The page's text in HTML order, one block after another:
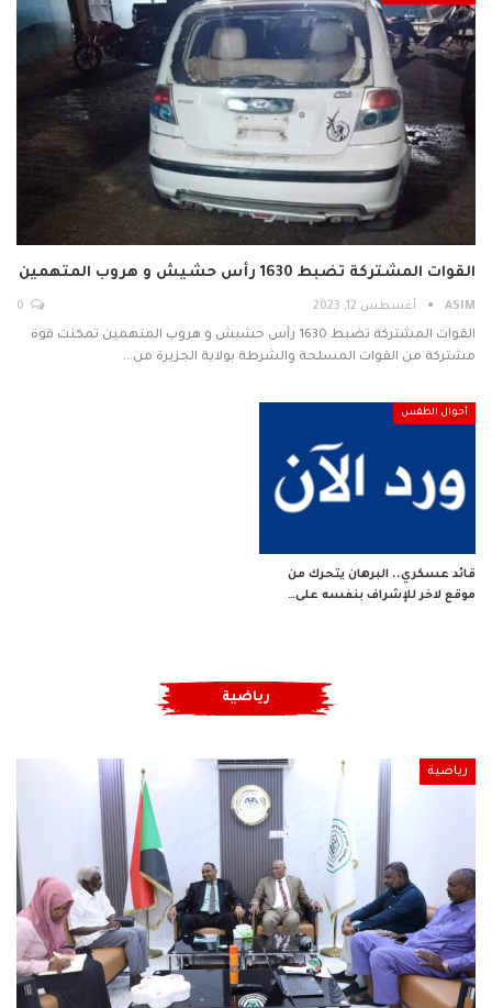
القوات المشتركة تضبط 1630 رأس حشيش و هروب المتهمين
ASIM أغسطس 12, 2023
القوات المشتركة تضبط 1630 رأس حشيش و هروب المتهمين
تمكنت قوة
مشتركة من القوات المسلحة والشرطة بولاية الجزيرة من…
أحوال الطقس
قائد عسكري.. البرهان يتحرك من
موقع لاخر للإشراف بنفسه على…
رياضية
رياضية